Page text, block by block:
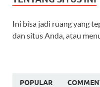
Ini bisa jadi ruang yang
dan situs Anda, atau
POPULAR